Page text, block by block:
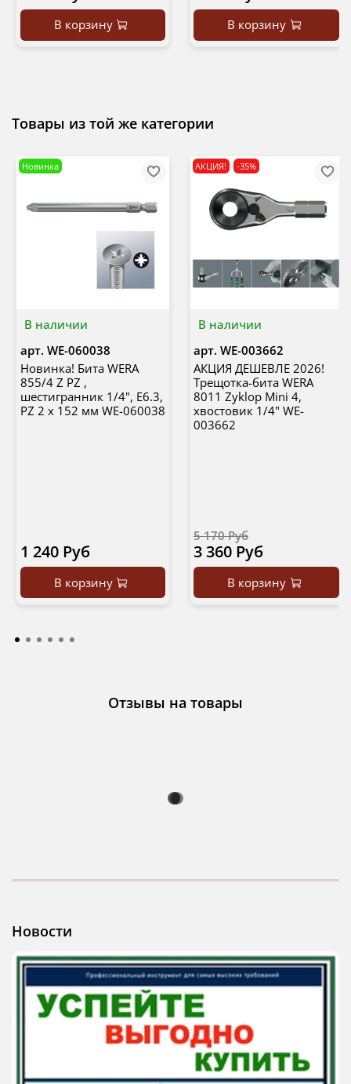
В корзину В корзину
Товары из той же категории
В наличии
Новинка
арт. WE-060038
Новинка! Бита WERA
855/4 Z PZ ,
шестигранник 1/4", E6.3,
PZ 2 x 152 мм WE-060038
1 240 Руб
В корзину
В наличии
АКЦИЯ! -35%
арт. WE-003662
АКЦИЯ ДЕШЕВЛЕ 2026!
Трещотка-бита WERA
8011 Zyklop Mini 4,
хвостовик 1/4" WE-
003662
5 170 Руб
3 360 Руб
В корзину
Отзывы на товары
Новости